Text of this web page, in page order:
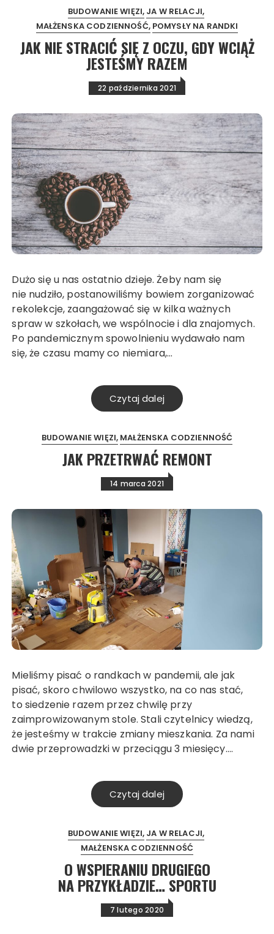
BUDOWANIE WIĘZI JA W RELACJI
MAŁŻENSKA CODZIENNOŚĆ POMYSŁY NA RANDKI
JAK NIE STRACIĆ SIĘ Z OCZU, GDY WCIĄŻ
JESTEŚMY RAZEM
22 października 2021
Dużo się u nas ostatnio dzieje. Żeby nam się
nie nudziło, postanowiliśmy bowiem zorganizować
rekolekcje, zaangażować się w kilka ważnych
spraw w szkołach, we wspólnocie i dla znajomych.
Po pandemicznym spowolnieniu wydawało nam
się, że czasu mamy co niemiara,…
Czytaj dalej
BUDOWANIE WIĘZI MAŁŻENSKA CODZIENNOŚĆ
JAK PRZETRWAĆ REMONT
14 marca 2021
Mieliśmy pisać o randkach w pandemii, ale jak
pisać, skoro chwilowo wszystko, na co nas stać,
to siedzenie razem przez chwilę przy
zaimprowizowanym stole. Stali czytelnicy wiedzą,
że jesteśmy w trakcie zmiany mieszkania. Za nami
dwie przeprowadzki w przeciągu 3 miesięcy….
Czytaj dalej
BUDOWANIE WIĘZI JA W RELACJI
MAŁŻENSKA CODZIENNOŚĆ
O WSPIERANIU DRUGIEGO
NA PRZYKŁADZIE… SPORTU
7 lutego 2020